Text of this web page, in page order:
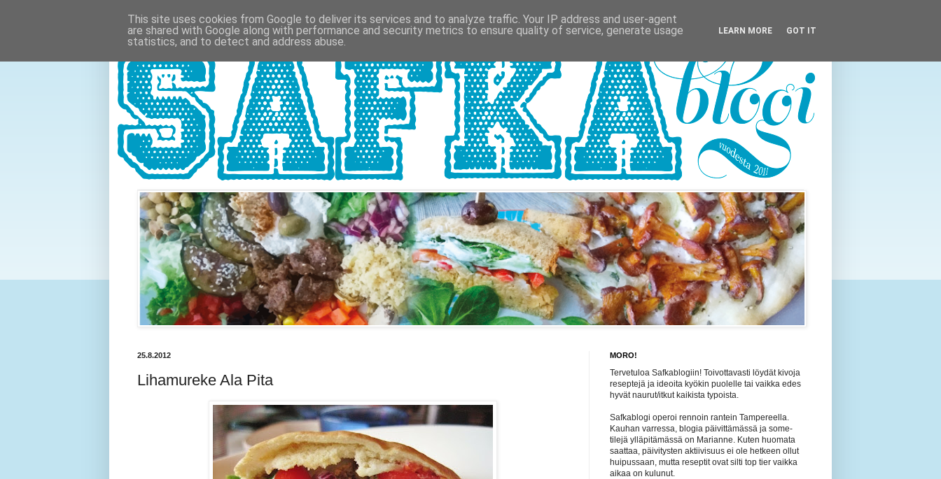
25.8.2012
Lihamureke Ala Pita
MORO!
Tervetuloa Safkablogiin! Toivottavasti löydät kivoja
reseptejä ja ideoita kyökin puolelle tai vaikka edes
hyvät naurut/itkut kaikista typoista.
Safkablogi operoi rennoin rantein Tampereella.
Kauhan varressa, blogia päivittämässä ja some-
tilejä ylläpitämässä on Marianne. Kuten huomata
saattaa, päivitysten aktiivisuus ei ole hetkeen ollut
huipussaan, mutta reseptit ovat silti top tier vaikka
aikaa on kulunut.
This site uses cookies from Google to deliver its services and to analyze traffic. Your IP address and user-agent
are shared with Google along with performance and security metrics to ensure quality of service, generate usage
statistics, and to detect and address abuse.
LEARN MORE GOT IT